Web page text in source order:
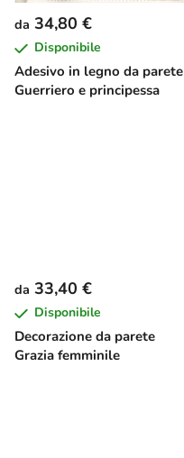
Adesivo in legno da parete
Guerriero e principessa
da 34,80 €
Disponibile
Decorazione da parete
Grazia femminile
da 33,40 €
Disponibile